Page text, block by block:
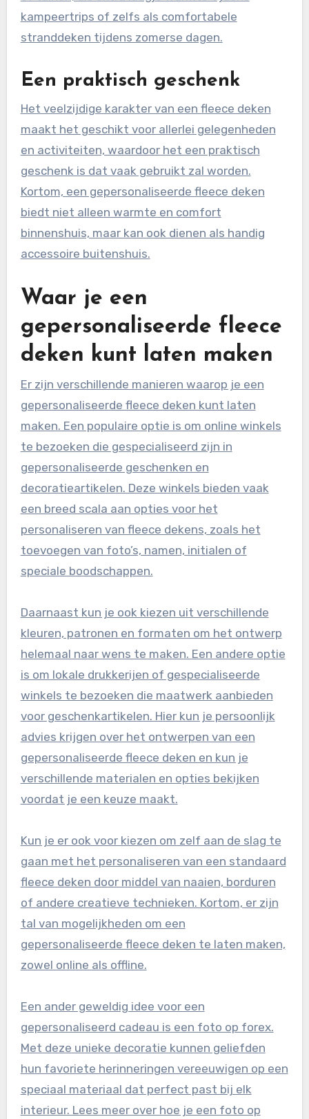
kampeertrips of zelfs als comfortabele
stranddeken tijdens zomerse dagen.
Een praktisch geschenk
Het veelzijdige karakter van een fleece deken
maakt het geschikt voor allerlei gelegenheden
en activiteiten, waardoor het een praktisch
geschenk is dat vaak gebruikt zal worden.
Kortom, een gepersonaliseerde fleece deken
biedt niet alleen warmte en comfort
binnenshuis, maar kan ook dienen als handig
accessoire buitenshuis.
Waar je een
gepersonaliseerde fleece
deken kunt laten maken
Er zijn verschillende manieren waarop je een
gepersonaliseerde fleece deken kunt laten
maken. Een populaire optie is om online winkels
te bezoeken die gespecialiseerd zijn in
gepersonaliseerde geschenken en
decoratieartikelen. Deze winkels bieden vaak
een breed scala aan opties voor het
personaliseren van fleece dekens, zoals het
toevoegen van foto’s, namen, initialen of
speciale boodschappen.
Daarnaast kun je ook kiezen uit verschillende
kleuren, patronen en formaten om het ontwerp
helemaal naar wens te maken. Een andere optie
is om lokale drukkerijen of gespecialiseerde
winkels te bezoeken die maatwerk aanbieden
voor geschenkartikelen. Hier kun je persoonlijk
advies krijgen over het ontwerpen van een
gepersonaliseerde fleece deken en kun je
verschillende materialen en opties bekijken
voordat je een keuze maakt.
Kun je er ook voor kiezen om zelf aan de slag te
gaan met het personaliseren van een standaard
fleece deken door middel van naaien, borduren
of andere creatieve technieken. Kortom, er zijn
tal van mogelijkheden om een
gepersonaliseerde fleece deken te laten maken,
zowel online als offline.
Een ander geweldig idee voor een
gepersonaliseerd cadeau is een foto op forex.
Met deze unieke decoratie kunnen geliefden
hun favoriete herinneringen vereeuwigen op een
speciaal materiaal dat perfect past bij elk
interieur. Lees meer over hoe je een foto op